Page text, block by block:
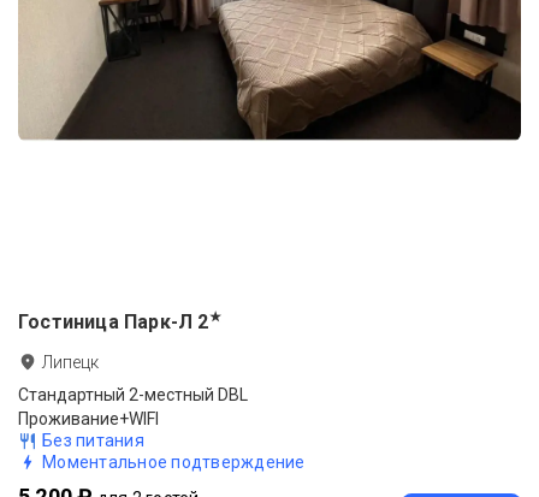
Гостиница Парк-Л 2★
Липецк
Стандартный 2-местный DBL
Проживание+WIFI
Без питания
Моментальное подтверждение